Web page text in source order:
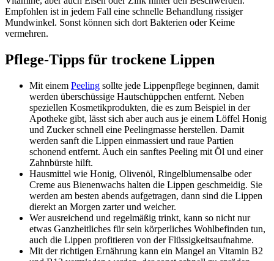
Empfohlen ist in jedem Fall eine schnelle Behandlung rissiger
Mundwinkel. Sonst können sich dort Bakterien oder Keime
vermehren.
Pflege-Tipps für trockene Lippen
Mit einem Peeling sollte jede Lippenpflege beginnen, damit
werden überschüssige Hautschüppchen entfernt. Neben
speziellen Kosmetikprodukten, die es zum Beispiel in der
Apotheke gibt, lässt sich aber auch aus je einem Löffel Honig
und Zucker schnell eine Peelingmasse herstellen. Damit
werden sanft die Lippen einmassiert und raue Partien
schonend entfernt. Auch ein sanftes Peeling mit Öl und einer
Zahnbürste hilft.
Hausmittel wie Honig, Olivenöl, Ringelblumensalbe oder
Creme aus Bienenwachs halten die Lippen geschmeidig. Sie
werden am besten abends aufgetragen, dann sind die Lippen
dierekt an Morgen zarter und weicher.
Wer ausreichend und regelmäßig trinkt, kann so nicht nur
etwas Ganzheitliches für sein körperliches Wohlbefinden tun,
auch die Lippen profitieren von der Flüssigkeitsaufnahme.
Mit der richtigen Ernährung kann ein Mangel an Vitamin B2